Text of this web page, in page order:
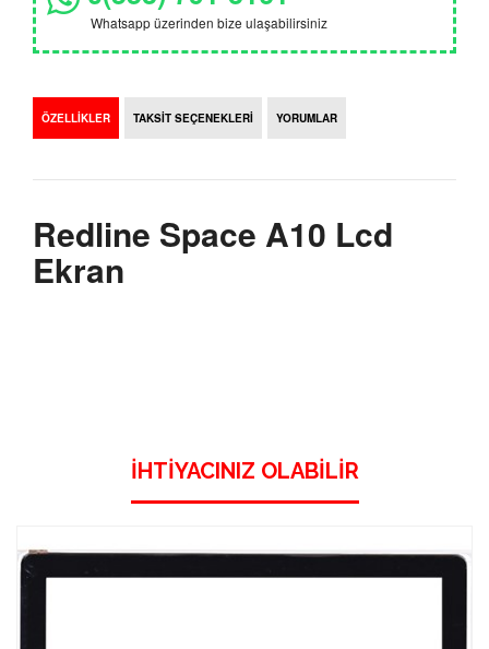
Whatsapp üzerinden bize ulaşabilirsiniz
ÖZELLİKLER TAKSİT SEÇENEKLERİ YORUMLAR
Redline Space A10 Lcd
Ekran
İHTIYACINIZ OLABILIR